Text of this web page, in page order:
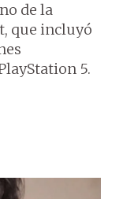
de la
que incluyó
5.